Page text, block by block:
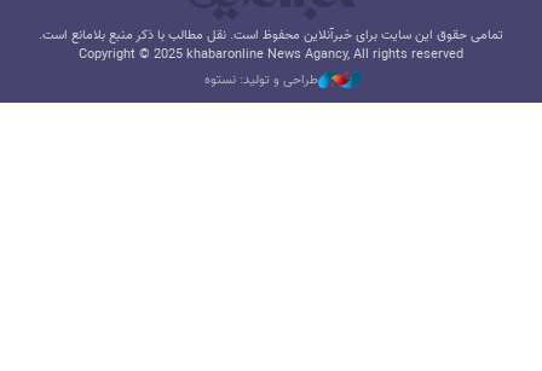
تمامی حقوق این سایت برای خبرآنلاین محفوظ است. نقل مطالب با ذکر منبع بلامانع است.
Copyright © 2025 khabaronline News Agancy, All rights reserved
طراحی و تولید: نستوه